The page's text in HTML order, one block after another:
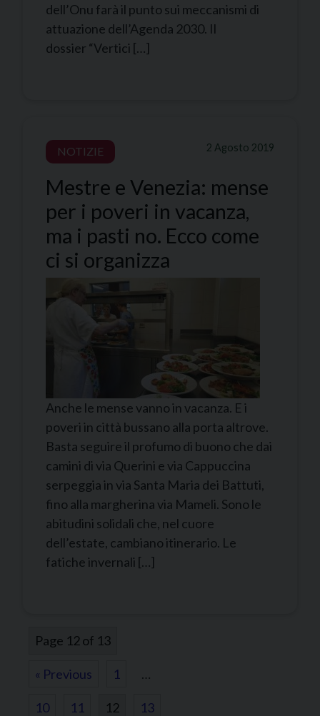
dell’Onu farà il punto sui meccanismi di
attuazione dell’Agenda 2030. Il
dossier “Vertici […]
2 Agosto 2019
NOTIZIE
Mestre e Venezia: mense
per i poveri in vacanza,
ma i pasti no. Ecco come
ci si organizza
Anche le mense vanno in vacanza. E i
poveri in città bussano alla porta altrove.
Basta seguire il profumo di buono che dai
camini di via Querini e via Cappuccina
serpeggia in via Santa Maria dei Battuti,
fino alla margherina via Mameli. Sono le
abitudini solidali che, nel cuore
dell’estate, cambiano itinerario. Le
fatiche invernali […]
Page 12 of 13
« Previous 1 …
10 11 12 13